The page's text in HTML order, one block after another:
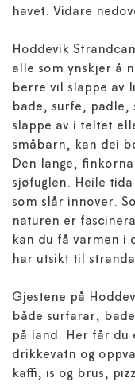
havet. Vidare
Hoddevik
alle som ynskjer å
berre vil slappe av
bade, surfe,
slappe av i teltet
småbarn, kan dei
Den lange,
sjøfuglen. Heile
som slår innover.
naturen er
kan du få varmen i
har utsikt til
Gjestene på
både surfarar,
på land. Her får du
drikkevatn og
kaffi, is og brus,